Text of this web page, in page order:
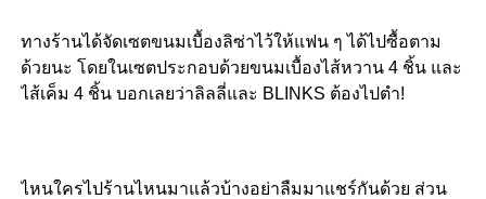
ทางร้านได้จัดเซตขนมเบื้องลิซ่าไว้ให้แฟน ๆ ได้ไปซื้อตาม
ด้วยนะ โดยในเซตประกอบด้วยขนมเบื้องไส้หวาน 4 ชิ้น และ
ไส้เค็ม 4 ชิ้น บอกเลยว่าลิลลี่และ BLINKS ต้องไปตำ!
ไหนใครไปร้านไหนมาแล้วบ้างอย่าลืมมาแชร์กันด้วย ส่วน